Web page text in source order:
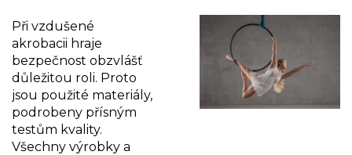
Při vzdušené
akrobacii hraje
bezpečnost obzvlášť
důležitou roli. Proto
jsou použité materiály,
podrobeny přísným
testům kvality.
Všechny výrobky a